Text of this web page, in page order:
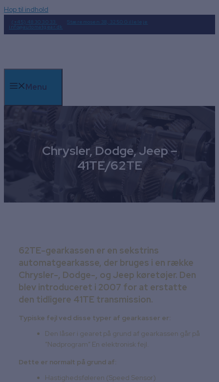
Hop til indhold
(+45) 48 30 30 33
Stæremosen 38, 3250 Gilleleje
info@automatgear.dk
Menu
Chrysler, Dodge, Jeep –
41TE/62TE
62TE-gearkassen er en sekstrins
automatgearkasse, der bruges i en række
Chrysler-, Dodge-, og Jeep køretøjer. Den
blev introduceret i 2007 for at erstatte
den tidligere 41TE transmission.
Typiske fejl ved disse typer af gearkasser er:
Den låser i gearet på grund af gearkassen går på
”Nødprogram” En elektronisk fejl.
Dette er normalt på grund af:
Hastighedsføleren (Speed Sensor)